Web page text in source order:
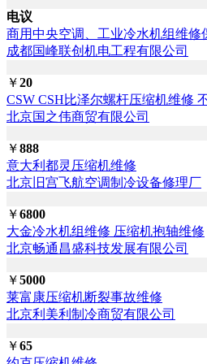
电议
商用中央空调、工业冷水机组维
成都国峰联创机电工程有限公司
￥20
CSW CSH比泽尔螺杆压缩机维修
北京国之伟商贸有限公司
￥888
意大利都灵压缩机维修
北京旧宫飞航空调制冷设备修理厂
￥6800
大金冷水机组维修 压缩机抱轴维修
北京畅通昌盛科技发展有限公司
￥5000
莱富康压缩机断裂事故维修
北京利美利制冷商贸有限公司
￥65